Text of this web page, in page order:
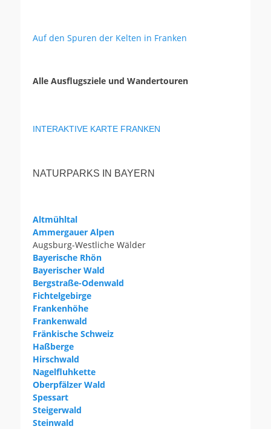
Auf den Spuren der Kelten in Franken
Alle Ausflugsziele und Wandertouren
INTERAKTIVE KARTE FRANKEN
NATURPARKS IN BAYERN
Altmühltal
Ammergauer Alpen
Augsburg-Westliche Wälder
Bayerische Rhön
Bayerischer Wald
Bergstraße-Odenwald
Fichtelgebirge
Frankenhöhe
Frankenwald
Fränkische Schweiz
Haßberge
Hirschwald
Nagelfluhkette
Oberpfälzer Wald
Spessart
Steigerwald
Steinwald